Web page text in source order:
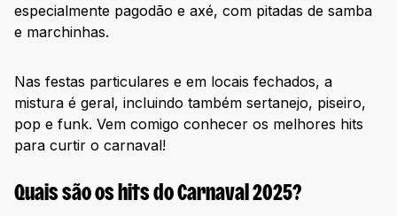
especialmente pagodão e axé, com pitadas de samba
e marchinhas.
Nas festas particulares e em locais fechados, a
mistura é geral, incluindo também sertanejo, piseiro,
pop e funk. Vem comigo conhecer os melhores hits
para curtir o carnaval!
Quais são os hits do Carnaval 2025?